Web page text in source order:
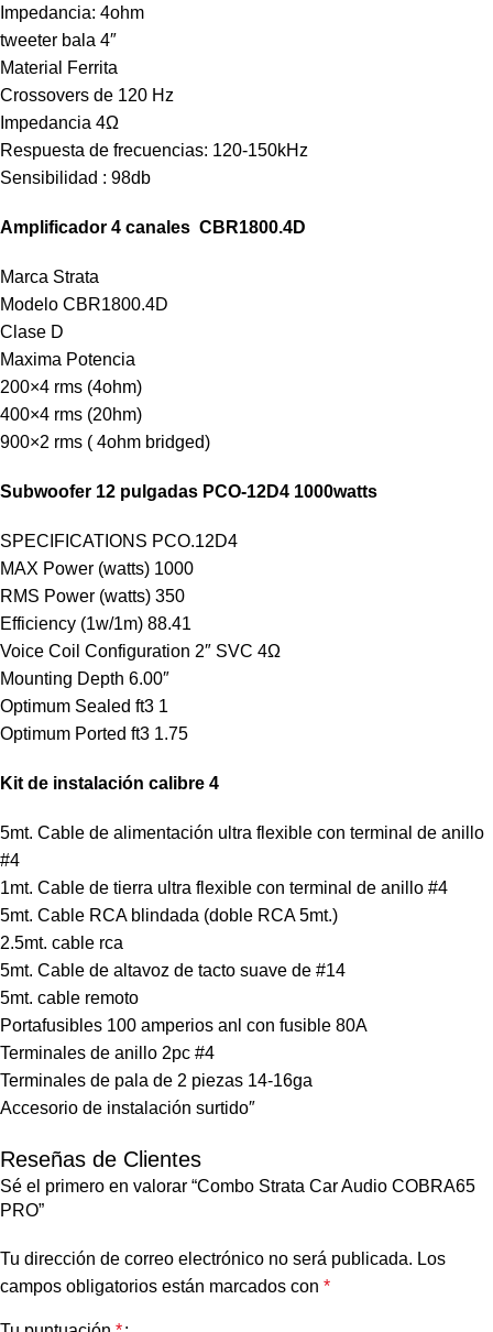
Impedancia: 4ohm
tweeter bala 4″
Material Ferrita
Crossovers de 120 Hz
Impedancia 4Ω
Respuesta de frecuencias: 120-150kHz
Sensibilidad : 98db
Amplificador 4 canales CBR1800.4D
Marca Strata
Modelo CBR1800.4D
Clase D
Maxima Potencia
200×4 rms (4ohm)
400×4 rms (20hm)
900×2 rms ( 4ohm bridged)
Subwoofer 12 pulgadas PCO-12D4 1000watts
SPECIFICATIONS PCO.12D4
MAX Power (watts) 1000
RMS Power (watts) 350
Efficiency (1w/1m) 88.41
Voice Coil Configuration 2″ SVC 4Ω
Mounting Depth 6.00″
Optimum Sealed ft3 1
Optimum Ported ft3 1.75
Kit de instalación calibre 4
5mt. Cable de alimentación ultra flexible con terminal de anillo
#4
1mt. Cable de tierra ultra flexible con terminal de anillo #4
5mt. Cable RCA blindada (doble RCA 5mt.)
2.5mt. cable rca
5mt. Cable de altavoz de tacto suave de #14
5mt. cable remoto
Portafusibles 100 amperios anl con fusible 80A
Terminales de anillo 2pc #4
Terminales de pala de 2 piezas 14-16ga
Accesorio de instalación surtido″
Reseñas de Clientes
Sé el primero en valorar “Combo Strata Car Audio COBRA65
PRO”
Tu dirección de correo electrónico no será publicada. Los
campos obligatorios están marcados con *